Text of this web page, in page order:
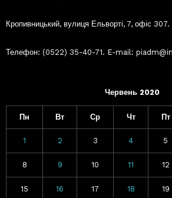
Кропивницький, вулиця Ельворті, 7, офіс 307.
Телефон: (0522) 35-40-71. E-mail:
Червень 2020
Пн Вт Ср Чт Пт
1 2 3 4 5
8 9 10 11 12
15 16 17 18 19